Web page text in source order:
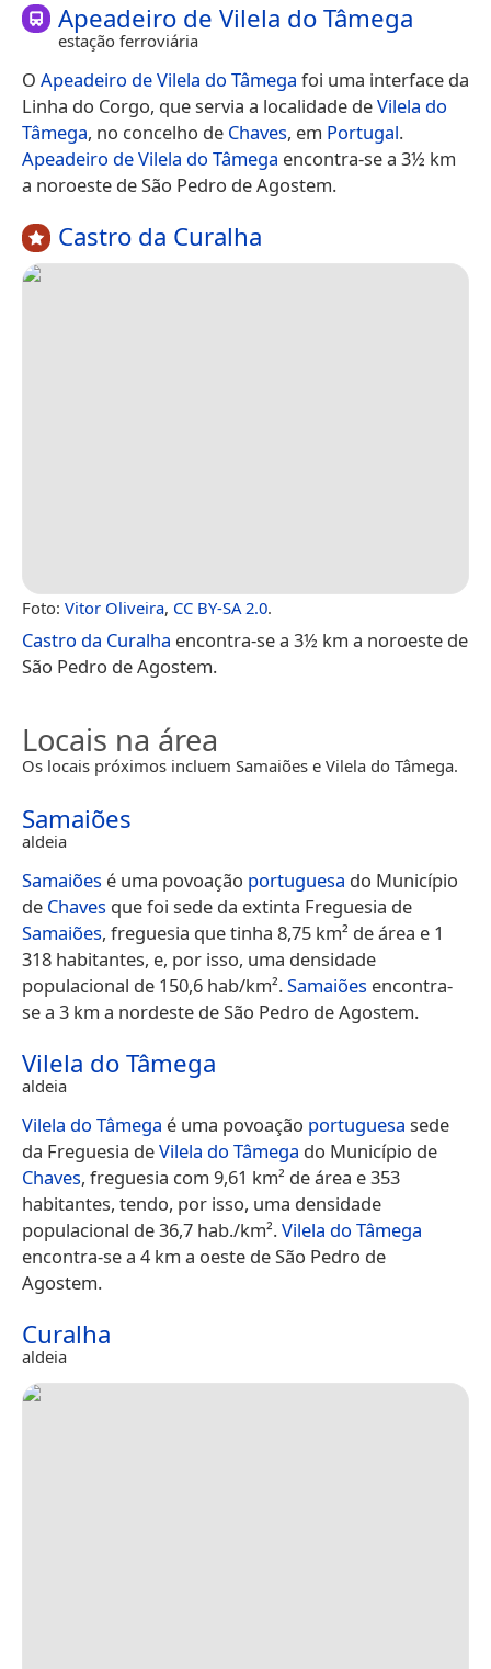
Apeadeiro de Vilela do Tâmega
estação ferroviária
O Apeadeiro de Vilela do Tâmega foi uma interface da
Linha do Corgo, que servia a localidade deVilela do
Tâmega, no concelho de Chaves, em Portugal.
Apeadeiro de Vilela do Tâmega encontra-se a 3½ km
a noroeste de São Pedro de Agostem.
Castro da Curalha
Foto: Vitor Oliveira, CC BY-SA 2.0.
Castro da Curalha encontra-se a 3½ km a noroeste de
São Pedro de Agostem.
Locais na área
Os locais próximos incluem Samaiões e Vilela do Tâmega.
Samaiões
aldeia
Samaiões é uma povoação portuguesa do Município
de Chaves que foi sede da extinta Freguesia de
Samaiões, freguesia que tinha 8,75 km² de área e 1
318 habitantes, e, por isso, uma densidade
populacional de 150,6 hab/km².Samaiões encontra-
se a 3 km a nordeste de São Pedro de Agostem.
Vilela do Tâmega
aldeia
Vilela do Tâmega é uma povoação portuguesa sede
da Freguesia deVilela do Tâmega do Município de
Chaves, freguesia com 9,61 km² de área e 353
habitantes, tendo, por isso, uma densidade
populacional de 36,7 hab./km².Vilela do Tâmega
encontra-se a 4 km a oeste de São Pedro de
Agostem.
Curalha
aldeia